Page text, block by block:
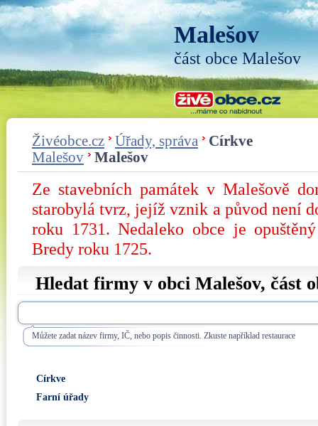
Malešov
část obce Malešov
Živéobce.cz Úřady, správa
Církve
Malešov
Malešov
Ze stavebních památek v Malešově
starobylá tvrz, jejíž vznik a původ není
roku 1731. Nedaleko obce je
Bredy roku 1725.
Hledat firmy v obci Malešov, část
Můžete zadat název firmy, IČ, nebo popis činnosti. Zkuste například restaurace
Církve
Farní úřady